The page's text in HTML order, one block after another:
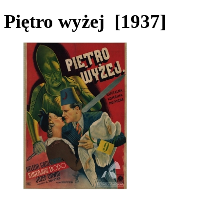
Piętro wyżej [1937]